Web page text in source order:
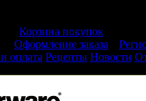
Корзина покупок
Оформление заказа
оплата Рецепты Новости